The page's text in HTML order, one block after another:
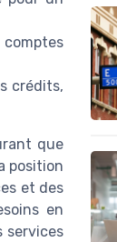
crédits,
que
position
et des
en
services